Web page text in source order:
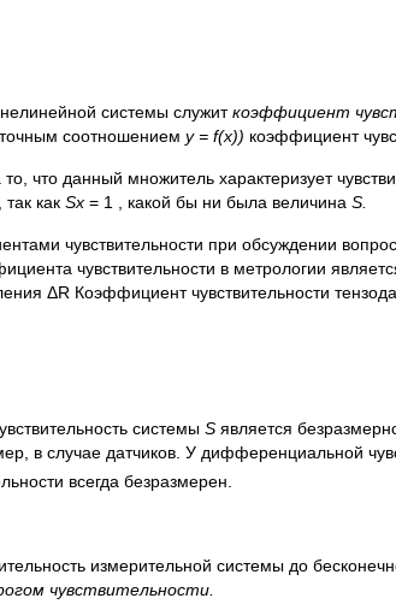
системы служиткоэффициент
соотношением у = f(x)) коэффициент
что данный множитель характеризует
как Sx = 1 , какой бы ни была величина S.
чувствительности при обсуждении
чувствительности в метрологии
ΔR Коэффициент чувствительности
системы S является
в случае датчиков. У дифференциальной
всегда безразмерен.
измерительной системы до
чувствительности.